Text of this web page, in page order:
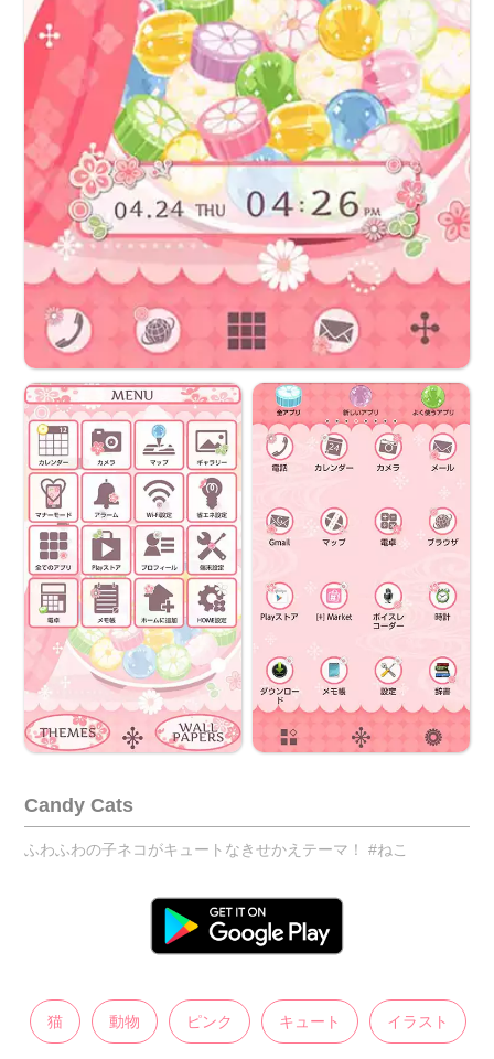
Candy Cats
ふわふわの子ネコがキュートなきせかえテーマ！ #ねこ
猫 動物 ピンク キュート イラスト